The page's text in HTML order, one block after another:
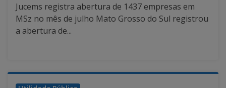
Jucems registra abertura de 1437 empresas em
MSz no mês de julho Mato Grosso do Sul registrou
a abertura de...